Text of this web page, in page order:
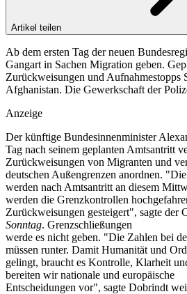
Artikel teilen
Ab dem ersten Tag der neuen
Gangart in Sachen Migration geben.
Zurückweisungen und Aufnahmestopps
Afghanistan. Die Gewerkschaft der
Anzeige
Der künftige Bundesinnenminister
Tag nach seinem geplanten Amtsantritt
Zurückweisungen von Migranten und
deutschen Außengrenzen anordnen.
werden nach Amtsantritt an diesem
werden die Grenzkontrollen
Zurückweisungen gesteigert", sagte der
Sonntag. Grenzschließungen
werde es nicht geben. "Die Zahlen bei
müssen runter. Damit Humanität und
gelingt, braucht es Kontrolle, Klarheit
bereiten wir nationale und europäische
Entscheidungen vor", sagte Dobrindt